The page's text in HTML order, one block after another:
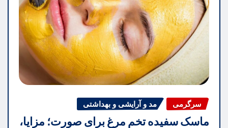
سرگرمی مد و آرایشی و بهداشتی
ماسک سفیده تخم مرغ برای صورت؛ مزایا،